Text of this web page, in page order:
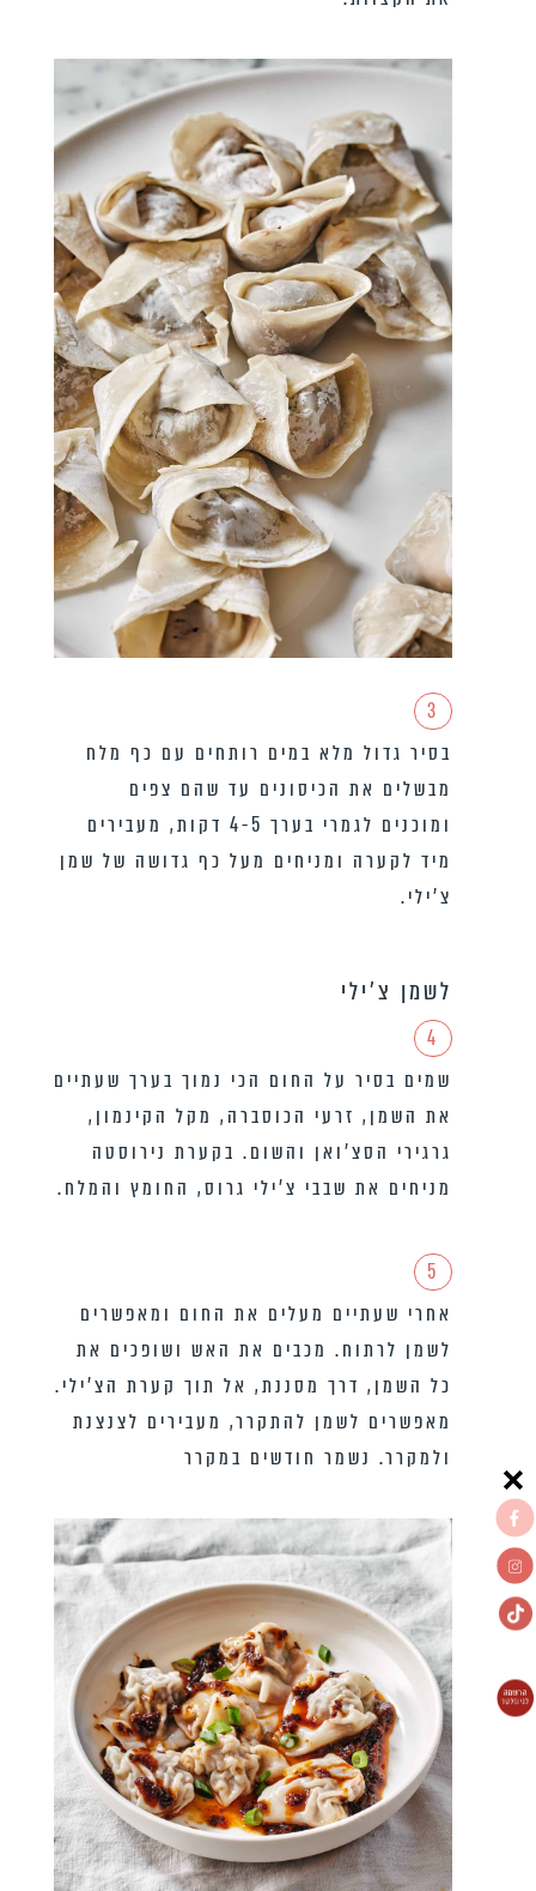
3
בסיר גדול מלא במים רותחים עם כף מלח
מבשלים את הכיסונים עד שהם צפים
ומוכנים לגמרי בערך 4-5 דקות, מעבירים
מיד לקערה ומניחים מעל כף גדושה של שמן
צ’ילי.
לשמן צ'ילי
4
שמים בסיר על החום הכי נמוך בערך שעתיים
את השמן, זרעי הכוסברה, מקל הקינמון,
גרגירי הסצ’ואן והשום. בקערת נירוסטה
מניחים את שבבי צ’ילי גרוס, החומץ והמלח.
5
אחרי שעתיים מעלים את החום ומאפשרים
לשמן לרתוח. מכבים את האש ושופכים את
כל השמן, דרך מסננת, אל תוך קערת הצ’ילי.
מאפשרים לשמן להתקרר, מעבירים לצנצנת
ולמקרר. נשמר חודשים במקרר